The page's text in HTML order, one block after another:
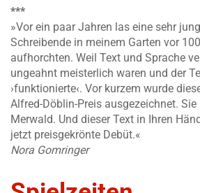
***
»Vor ein paar Jahren las eine sehr
Schreibende in meinem Garten vor
aufhorchten. Weil Text und Sprache
ungeahnt meisterlich waren und der
›funktionierte‹. Vor kurzem wurde
Alfred-Döblin-Preis ausgezeichnet.
Merwald. Und dieser Text in Ihren
jetzt preisgekrönte Debüt.«
Nora Gomringer